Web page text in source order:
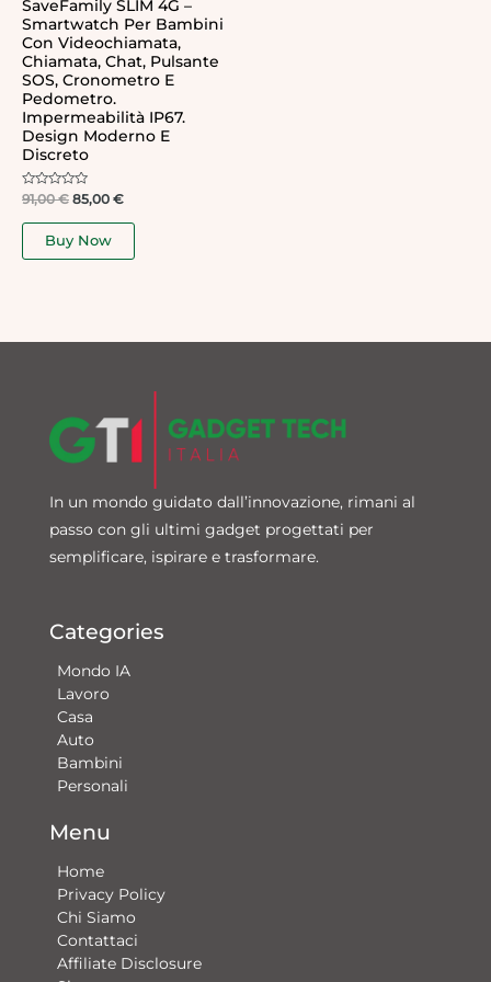
SaveFamily SLIM 4G –
Smartwatch Per Bambini
Con Videochiamata,
Chiamata, Chat, Pulsante
SOS, Cronometro E
Pedometro.
Impermeabilità IP67.
Design Moderno E
Discreto
Rated
out
91,00€ 85,00 €
Buy Now
In un mondo guidato dall’innovazione, rimani al
passo con gli ultimi gadget progettati per
semplificare, ispirare e trasformare.
Categories
Mondo IA
Lavoro
Casa
Auto
Bambini
Personali
Menu
Home
Privacy Policy
Chi Siamo
Contattaci​
Affiliate Disclosure